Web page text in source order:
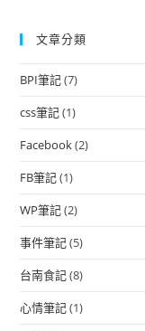
文章分類
BPI筆記(7)
css筆記(1)
Facebook(2)
FB筆記(1)
WP筆記(2)
事件筆記(5)
台南食記(8)
心情筆記(1)